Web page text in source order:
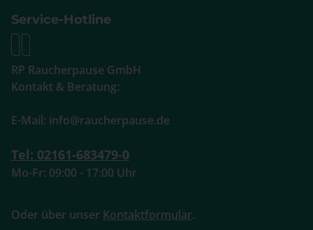
Service-Hotline
RP Raucherpause GmbH
Kontakt & Beratung:
E-Mail: info@raucherpause.de
Tel: 02161-683479-0
Mo-Fr: 09:00 - 17:00 Uhr
Oder über unser Kontaktformular.